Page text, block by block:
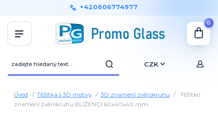
CZK
+420606774977
0
Úvod Těžítka s 3D motivy 3D znamení zvěrokruhu
Těžítko
znamení zvěrokruhu BLÍŽENCI 60x40x40 mm